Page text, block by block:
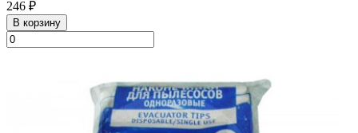
246 ₽
В корзину